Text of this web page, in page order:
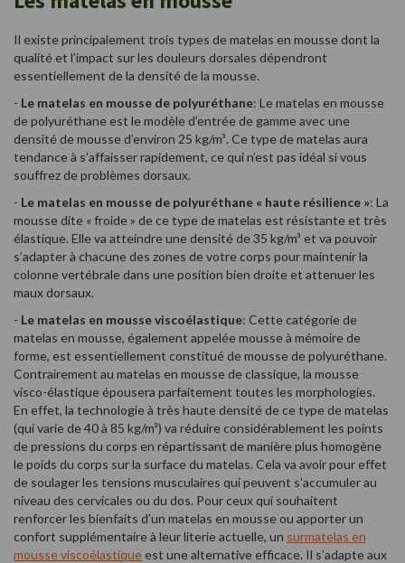
Il existe principalement trois types de matelas en mousse dont la
qualité et l’impact sur les douleurs dorsales dépendront
essentiellement de la densité de la mousse.
- Le matelas en mousse de polyuréthane: Le matelas en mousse
de polyuréthane est le modèle d’entrée de gamme avec une
densité de mousse d’environ 25 kg/m³. Ce type de matelas aura
tendance à s’affaisser rapidement, ce qui n’est pas idéal si vous
souffrez de problèmes dorsaux.
- Le matelas en mousse de polyuréthane « haute résilience »: La
mousse dite « froide » de ce type de matelas est résistante et très
élastique. Elle va atteindre une densité de 35 kg/m³ et va pouvoir
s’adapter à chacune des zones de votre corps pour maintenir la
colonne vertébrale dans une position bien droite et attenuer les
maux dorsaux.
- Le matelas en mousse viscoélastique: Cette catégorie de
matelas en mousse, également appelée mousse à mémoire de
forme, est essentiellement constitué de mousse de polyuréthane.
Contrairement au matelas en mousse de classique, la mousse
visco-élastique épousera parfaitement toutes les morphologies.
En effet, la technologie à très haute densité de ce type de matelas
(qui varie de 40 à 85 kg/m³) va réduire considérablement les points
de pressions du corps en répartissant de manière plus homogène
le poids du corps sur la surface du matelas. Cela va avoir pour effet
de soulager les tensions musculaires qui peuvent s’accumuler au
niveau des cervicales ou du dos. Pour ceux qui souhaitent
renforcer les bienfaits d’un matelas en mousse ou apporter un
confort supplémentaire à leur literie actuelle, un surmatelas en
mousse viscoélastiqueest une alternative efficace. Il s’adapte aux